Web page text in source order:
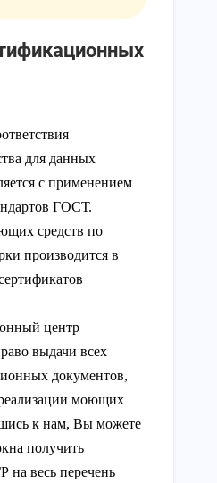
для данных
с применением
ГОСТ.
средств по
производится в
центр
выдачи всех
документов,
моющих
к нам, Вы можете
получить
на весь перечень